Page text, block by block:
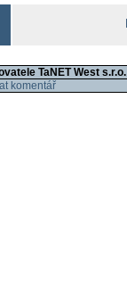
TaNET West s.r.o.
komentář